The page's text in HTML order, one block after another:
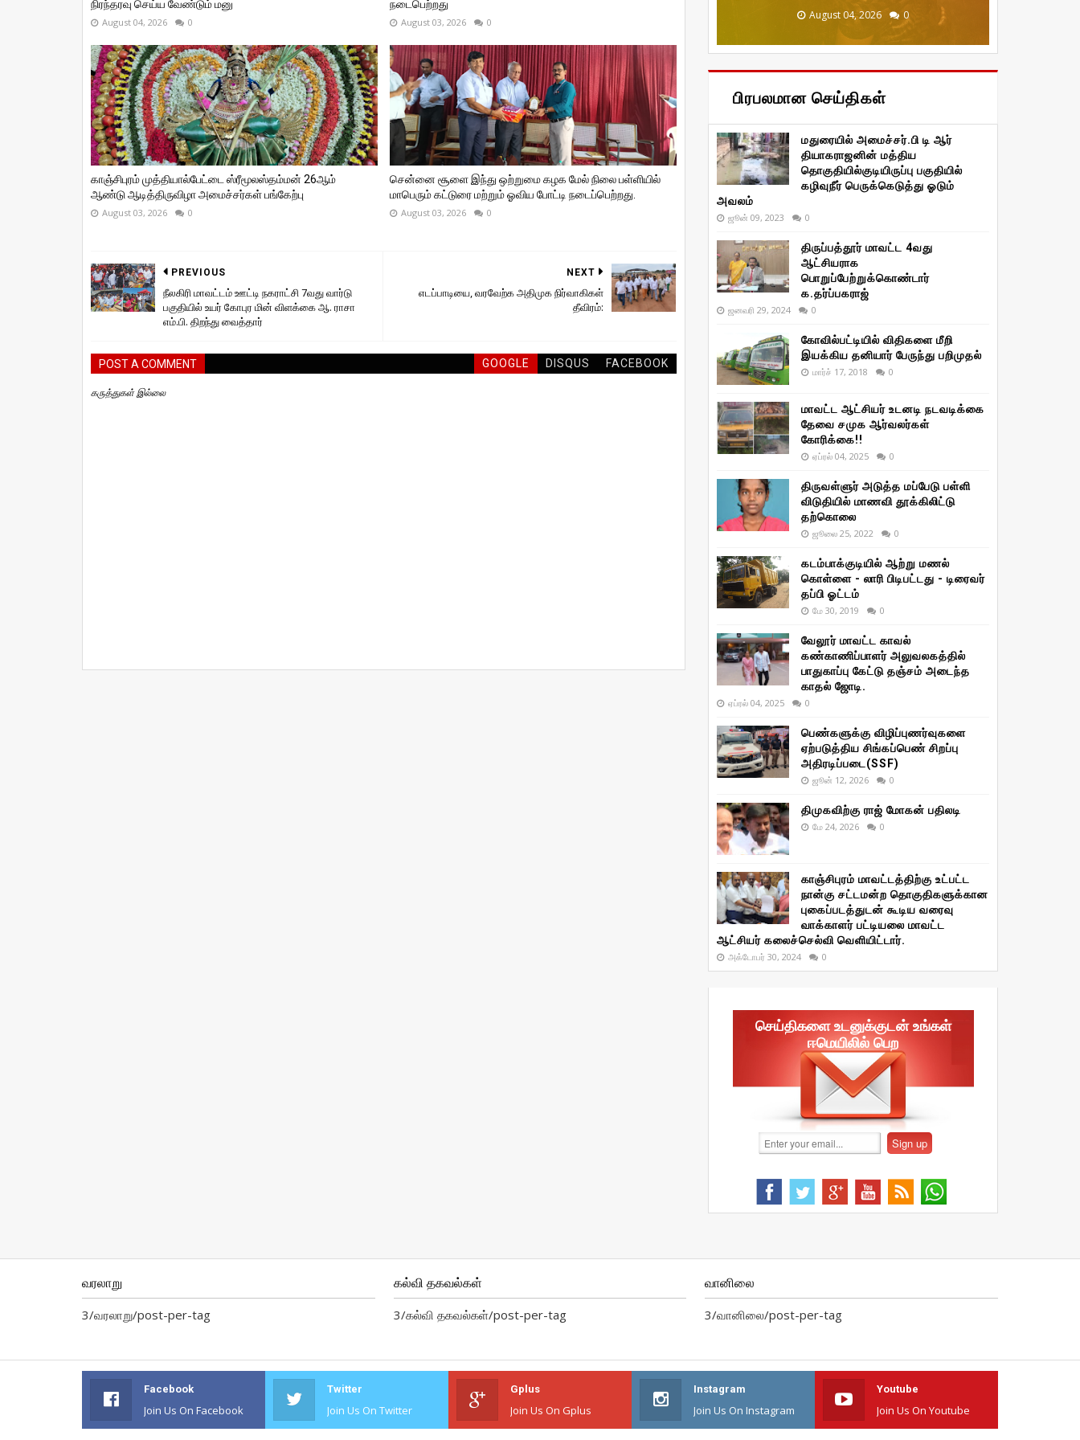
நிரந்தரவு செய்ய வேண்டும் மனு
August 04, 2026 0
நடைபெற்றது
August 03, 2026 0
காஞ்சிபுரம் முத்தியால்பேட்டை ஸ்ரீமூலஸ்தம்மன் 26ஆம்
ஆண்டு ஆடித்திருவிழா அமைச்சர்கள் பங்கேற்பு
August 03, 2026 0
சென்னை சூளை இந்து ஒற்றுமை கழக மேல் நிலை பள்ளியில்
மாபெரும் கட்டுரை மற்றும் ஓவிய போட்டி நடைப்பெற்றது.
August 03, 2026 0
NEXT
எடப்பாடியை, வரவேற்க அதிமுக நிர்வாகிகள்
தீவிரம்:
PREVIOUS
நீலகிரி மாவட்டம் ஊட்டி நகராட்சி 7வது வார்டு
பகுதியில் உயர் கோபுர மின் விளக்கை ஆ. ராசா
எம்.பி. திறந்து வைத்தார்
POST A COMMENT GOOGLE DISQUS FACEBOOK
கருத்துகள் இல்லை
August 04, 2026 0
August 04, 2026 0
January 29, 2026 0
January 29, 2026 0
December 20, 2025
பிரபலமான செய்திகள்
மதுரையில் அமைச்சர்.பி டி ஆர்
தியாகராஜனின் மத்திய
தொகுதியில்குடியிருப்பு பகுதியில்
கழிவுநீர் பெருக்கெடுத்து ஓடும்
அவலம்
ஜூன் 09, 2023 0
திருப்பத்தூர் மாவட்ட 4வது
ஆட்சியராக
பொறுப்பேற்றுக்கொண்டார்
க.தர்ப்பகராஜ்
ஜனவரி 29, 2024 0
கோவில்பட்டியில் விதிகளை மீறி
இயக்கிய தனியார் பேருந்து பறிமுதல்
மார்ச் 17, 2018 0
மாவட்ட ஆட்சியர் உடனடி நடவடிக்கை
தேவை சமுக ஆர்வலர்கள்
கோரிக்கை!!
ஏப்ரல் 04, 2025 0
திருவள்ளுர் அடுத்த மப்பேடு பள்ளி
விடுதியில் மாணவி தூக்கிலிட்டு
தற்கொலை
ஜூலை 25, 2022 0
கடம்பாக்குடியில் ஆற்று மணல்
கொள்ளை - லாரி பிடிபட்டது - டிரைவர்
தப்பி ஓட்டம்
மே 30, 2019 0
வேலூர் மாவட்ட காவல்
கண்காணிப்பாளர் அலுவலகத்தில்
பாதுகாப்பு கேட்டு தஞ்சம் அடைந்த
காதல் ஜோடி.
ஏப்ரல் 04, 2025 0
பெண்களுக்கு விழிப்புணர்வுகளை
ஏற்படுத்திய சிங்கப்பெண் சிறப்பு
அதிரடிப்படை(SSF)
ஜூன் 12, 2026 0
திமுகவிற்கு ராஜ் மோகன் பதிலடி
மே 24, 2026 0
காஞ்சிபுரம் மாவட்டத்திற்கு உட்பட்ட
நான்கு சட்டமன்ற தொகுதிகளுக்கான
புகைப்படத்துடன் கூடிய வரைவு
வாக்காளர் பட்டியலை மாவட்ட
ஆட்சியர் கலைச்செல்வி வெளியிட்டார்.
அக்டோபர் 30, 2024 0
செய்திகளை உடனுக்குடன் உங்கள்
ஈமெயிலில் பெற
வரலாறு
3/வரலாறு/post-per-tag
கல்வி தகவல்கள்
3/கல்வி தகவல்கள்/post-per-tag
வானிலை
3/வானிலை/post-per-tag
Facebook
Join Us On Facebook
Twitter
Join Us On Twitter
Gplus
Join Us On Gplus
Instagram
Join Us On Instagram
Youtube
Join Us On Youtube